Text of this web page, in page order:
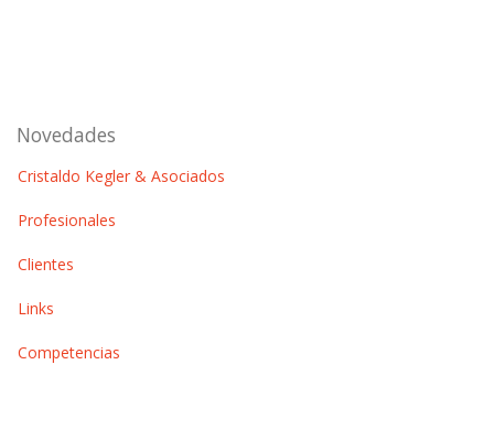
Novedades
Cristaldo Kegler & Asociados
Profesionales
Clientes
Links
Competencias